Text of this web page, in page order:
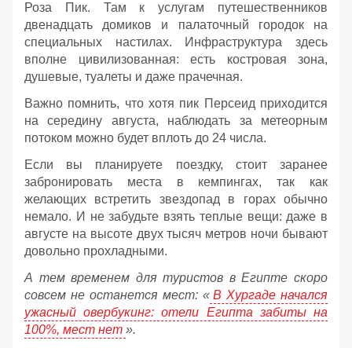
Роза Пик. Там к услугам путешественников
двенадцать домиков и палаточный городок на
специальных настилах. Инфраструктура здесь
вполне цивилизованная: есть костровая зона,
душевые, туалеты и даже прачечная.
Важно помнить, что хотя пик Персеид приходится
на середину августа, наблюдать за метеорным
потоком можно будет вплоть до 24 числа.
Если вы планируете поездку, стоит заранее
забронировать места в кемпингах, так как
желающих встретить звездопад в горах обычно
немало. И не забудьте взять теплые вещи: даже в
августе на высоте двух тысяч метров ночи бывают
довольно прохладными.
А тем временем для туристов в Египте скоро
совсем не останется мест: « В Хургаде начался
ужасный овербукинг: отели Египта забиты на
100%, мест нет ».